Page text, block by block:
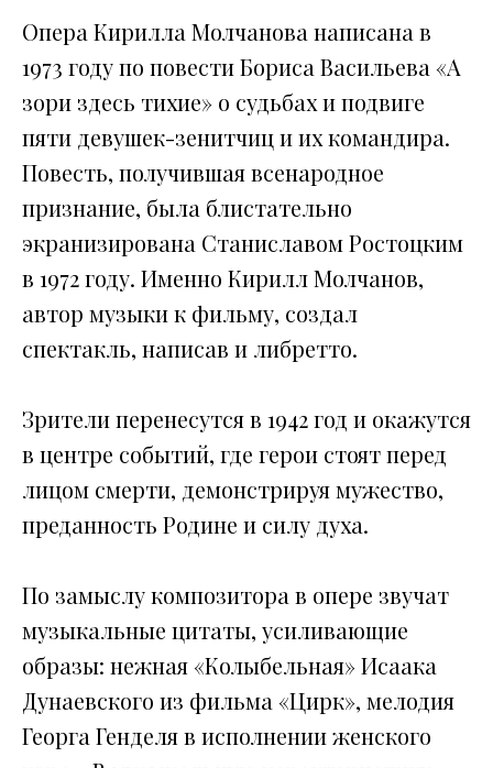
Опера Кирилла Молчанова написана в
1973 году по повести Бориса Васильева «А
зори здесь тихие» о судьбах и подвиге
пяти девушек-зенитчиц и их командира.
Повесть, получившая всенародное
признание, была блистательно
экранизирована Станиславом Ростоцким
в 1972 году. Именно Кирилл Молчанов,
автор музыки к фильму, создал
спектакль, написав и либретто.
Зрители перенесутся в 1942 год и окажутся
в центре событий, где герои стоят перед
лицом смерти, демонстрируя мужество,
преданность Родине и силу духа.
По замыслу композитора в опере звучат
музыкальные цитаты, усиливающие
образы: нежная «Колыбельная» Исаака
Дунаевского из фильма «Цирк», мелодия
Георга Генделя в исполнении женского